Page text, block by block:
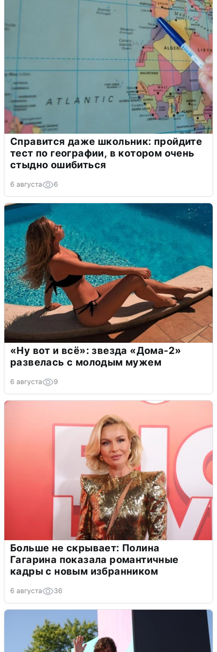
Справится даже школьник: пройдите
тест по географии, в котором очень
стыдно ошибиться
6 августа 6
«Ну вот и всё»: звезда «Дома-2»
развелась с молодым мужем
6 августа 9
Больше не скрывает: Полина
Гагарина показала романтичные
кадры с новым избранником
6 августа 36